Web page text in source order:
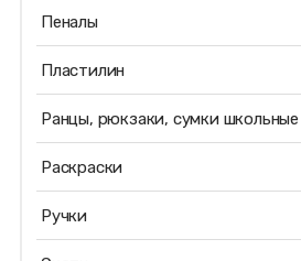
Пеналы
Пластилин
Ранцы, рюкзаки, сумки школьные
Раскраски
Ручки